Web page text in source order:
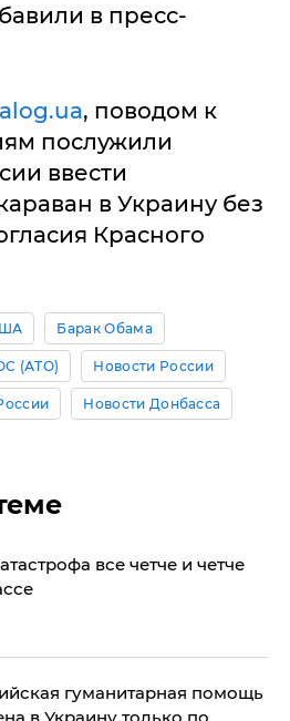
в пресс-
, поводом к
послужили
ввести
в Украину без
Красного
Барак Обама
(АТО) Новости России
Новости Донбасса
все четче и четче
гуманитарная помощь